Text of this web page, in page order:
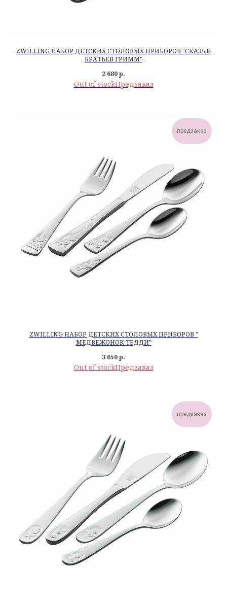
ZWILLING НАБОР ДЕТСКИХ СТОЛОВЫХ ПРИБОРОВ "СКАЗКИ
БРАТЬЕВ ГРИММ"
2 680р.
Out of stock
предзаказ
ZWILLING НАБОР ДЕТСКИХ СТОЛОВЫХ ПРИБОРОВ "
МЕДВЕЖОНОК ТЕДДИ"
3 650р.
Out of stock
предзаказ